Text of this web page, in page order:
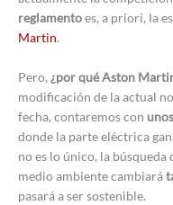
reglamentoes, a priori, la
Martin.
Pero, ¿por qué Aston
modificación de la actual
fecha, contaremos con
donde la parte eléctrica
no es lo único, la búsqueda
medio ambiente cambiará
pasará a ser sostenible.